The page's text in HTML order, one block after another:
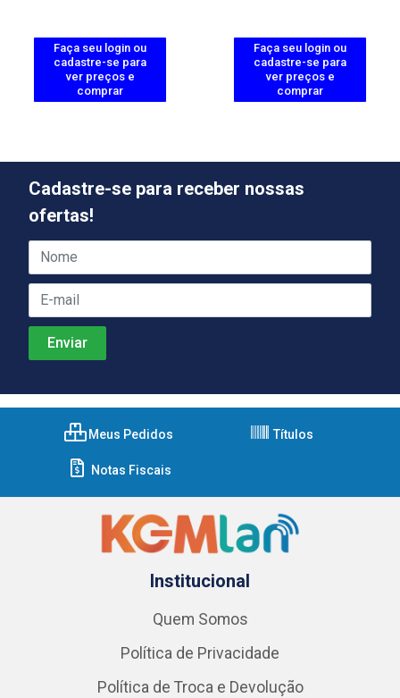
Faça seu login ou
cadastre-se para
ver preços e
comprar
Faça seu login ou
cadastre-se para
ver preços e
comprar
Cadastre-se para receber nossas
ofertas!
Meus Pedidos Títulos
Notas Fiscais
Institucional
Quem Somos
Política de Privacidade
Política de Troca e Devolução